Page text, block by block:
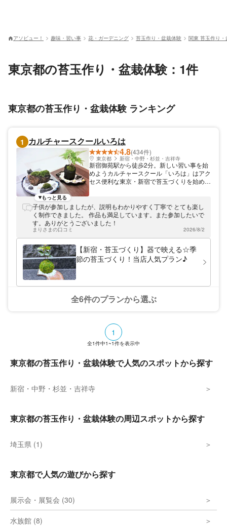
アソビュー！ 趣味・習い事 花・ガーデニング 苔玉作り・盆栽体験 関東 苔玉作り・
東京都の苔玉作り・盆栽体験：1件
東京都の苔玉作り・盆栽体験 ランキング
1 カルチャースクールいろは
4.8(434件)
東京都 新宿・中野・杉並・吉祥寺
新宿御苑駅から徒歩2分。新しい習い事を始
めようカルチャースクール「いろは」はアク
セス便利な東京・新宿で苔玉づくりを始めと
日の空いた時間を利用して気軽に体験するこ
とができます。新しい趣味のきっかけづくり
にもおすすめ！
もっと見る
子供が参加しましたが、説明もわかりやすく丁寧で とても楽し
く制作できました。 作品も満足しています。また参加したいで
す。ありがとうございました！
まりさまの口コミ 2026/8/2
【新宿・苔玉づくり】器で映える☆季
節の苔玉づくり！当店人気プラン♪
全6件のプランから選ぶ
1
全1件中1~1件を表示中
東京都の苔玉作り・盆栽体験で人気のスポットから探す
新宿・中野・杉並・吉祥寺
東京都の苔玉作り・盆栽体験の周辺スポットから探す
埼玉県 (1)
東京都で人気の遊びから探す
展示会・展覧会 (30)
水族館 (8)